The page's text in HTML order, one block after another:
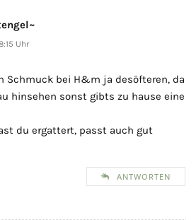
Uhr
Schmuck bei H&m ja desöfteren, da
hinsehen sonst gibts zu hause eine
du ergattert, passt auch gut
ANTWORTEN